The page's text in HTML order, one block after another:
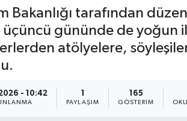
Bakanlığı tarafından
üçüncü gününde de yoğun
atölyelere,
- 10:42
PAYLAŞIM
165
GÖSTERIM